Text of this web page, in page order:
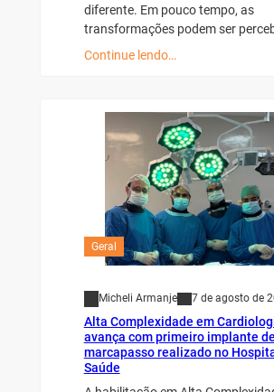
diferente. Em pouco tempo, as
transformações podem ser
Continue lendo…
Geral
Micheli Armanje 7 de agosto de
Alta Complexidade em
avança com primeiro implante de
marcapasso realizado no
Saúde